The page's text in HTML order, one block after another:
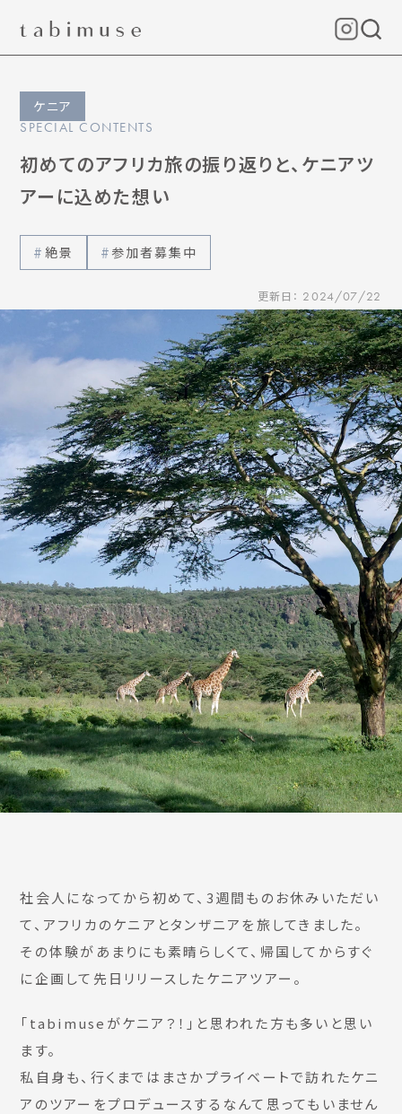
ケニア
SPECIAL CONTENTS
初めてのアフリカ旅の振り返りと、ケニアツ
アーに込めた想い
絶景 参加者募集中
更新日： 2024/07/22
社会人になってから初めて、3週間ものお休みいただい
て、アフリカのケニアとタンザニアを旅してきました。
その体験があまりにも素晴らしくて、帰国してからすぐ
に企画して先日リリースしたケニアツアー。
「tabimuseがケニア？！」と思われた方も多いと思い
ます。
私自身も、行くまではまさかプライベートで訪れたケニ
アのツアーをプロデュースするなんて思ってもいません